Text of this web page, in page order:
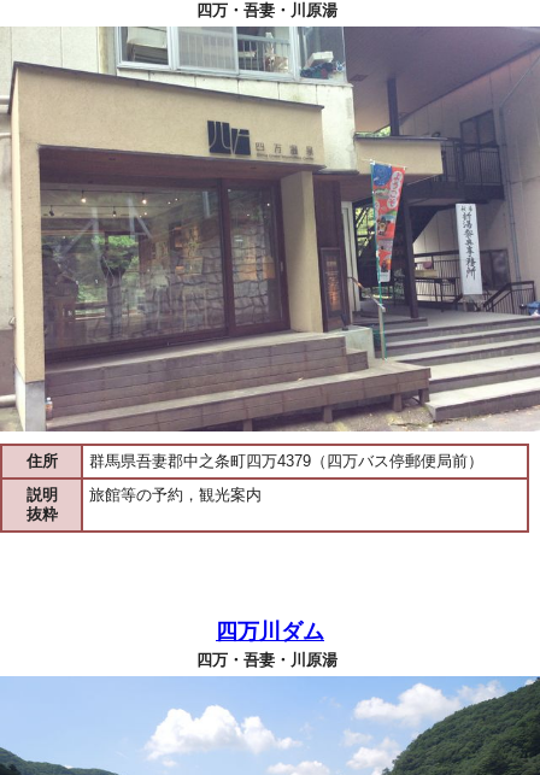
四万・吾妻・川原湯
住所
群馬県吾妻郡中之条町四万4379（四万バス停郵便局前）
説明
抜粋
旅館等の予約，観光案内
四万川ダム
四万・吾妻・川原湯